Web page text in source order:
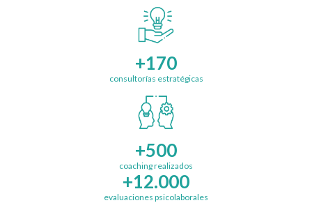
+170
consultorías estratégicas
+500
coaching realizados
+12.000
evaluaciones psicolaborales